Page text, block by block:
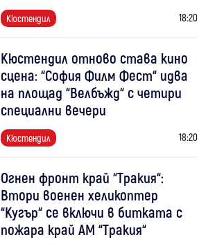
Кюстендил 18:20
Кюстендил отново става кино
сцена: “София Филм Фест“ идва
на площад “Велбъжд“ с четири
специални вечери
Кюстендил 18:20
Огнен фронт край “Тракия“:
Втори военен хеликоптер
“Кугър“ се включи в битката с
пожара край АМ “Тракия“